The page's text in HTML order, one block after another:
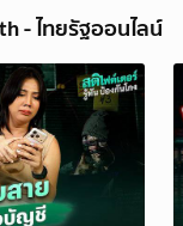
- ไทยรัฐออนไลน์